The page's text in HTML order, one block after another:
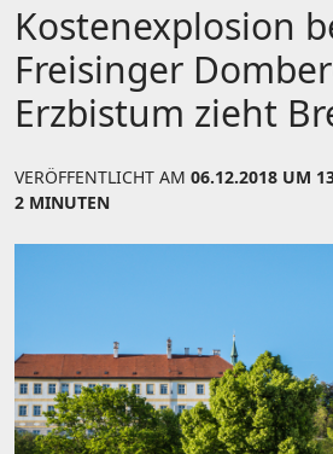
Kostenexplosion
Freisinger
Erzbistum zieht
VERÖFFENTLICHT AM 06.12.2018 UM
2 MINUTEN